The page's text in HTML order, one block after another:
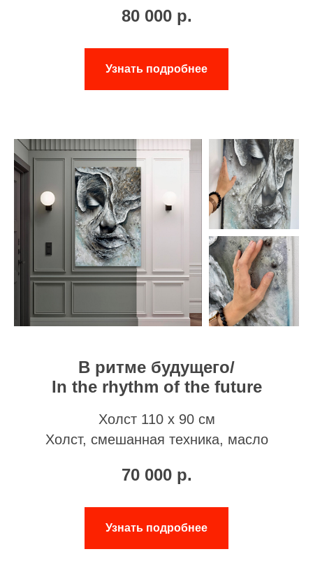
80 000 р.
Узнать подробнее
В ритме будущего/
In the rhythm of the future
Холст 110 х 90 см
Холст, смешанная техника, масло
70 000 р.
Узнать подробнее